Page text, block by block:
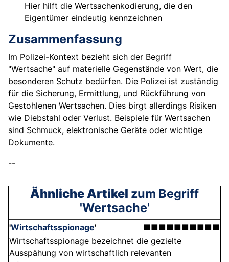
Hier hilft die Wertsachenkodierung, die den
Eigentümer eindeutig kennzeichnen
Zusammenfassung
Im Polizei-Kontext bezieht sich der Begriff
"Wertsache" auf materielle Gegenstände von Wert, die
besonderen Schutz bedürfen. Die Polizei ist zuständig
für die Sicherung, Ermittlung, und Rückführung von
Gestohlenen Wertsachen. Dies birgt allerdings Risiken
wie Diebstahl oder Verlust. Beispiele für Wertsachen
sind Schmuck, elektronische Geräte oder wichtige
Dokumente.
--
Ähnliche Artikel zum Begriff
'Wertsache'
'Wirtschaftsspionage'
■■■■■■■■■■
Wirtschaftsspionage bezeichnet die gezielte
Ausspähung von wirtschaftlich relevanten